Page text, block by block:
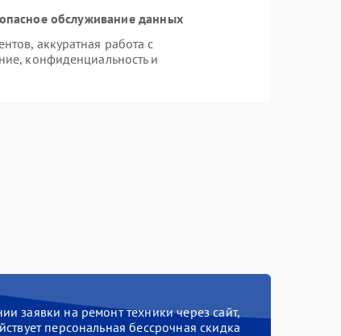
обслуживание данных
аккуратная работа с
конфиденциальность и
заявки на ремонт техники через сайт,
персональная бессрочная скидка